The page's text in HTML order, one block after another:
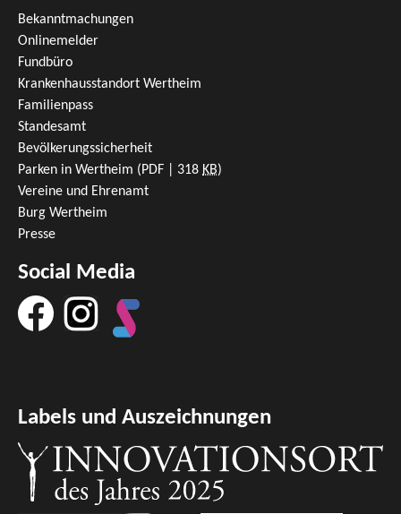
Bekanntmachungen
Onlinemelder
Fundbüro
Krankenhausstandort Wertheim
Familienpass
Standesamt
Bevölkerungssicherheit
Parken in Wertheim (PDF | 318 KB)
Vereine und Ehrenamt
Burg Wertheim
Presse
Social Media
Labels und Auszeichnungen